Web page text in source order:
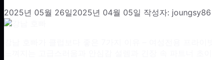
2025년 05월 26일2025년 04월 05일 작성자: joungsy86